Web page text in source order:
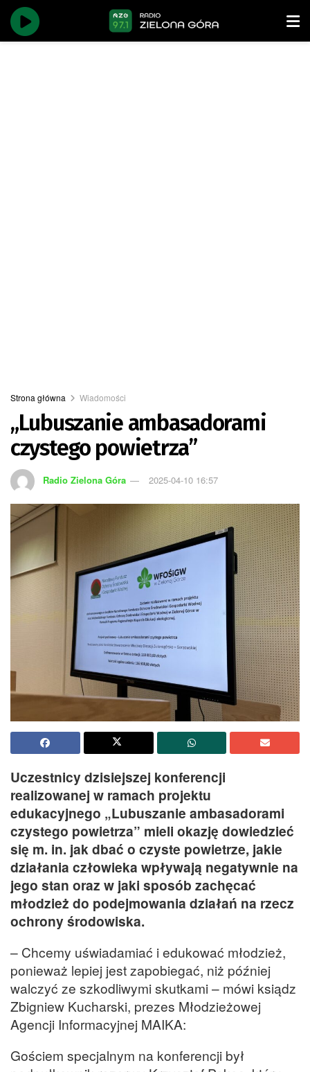
Strona główna Wiadomości
„Lubuszanie ambasadorami
czystego powietrza”
Radio Zielona Góra 2025-04-10 16:57
Uczestnicy dzisiejszej konferencji
realizowanej w ramach projektu
edukacyjnego „Lubuszanie ambasadorami
czystego powietrza” mieli okazję dowiedzieć
się m. in. jak dbać o czyste powietrze, jakie
działania człowieka wpływają negatywnie na
jego stan oraz w jaki sposób zachęcać
młodzież do podejmowania działań na rzecz
ochrony środowiska.
– Chcemy uświadamiać i edukować młodzież,
ponieważ lepiej jest zapobiegać, niż później
walczyć ze szkodliwymi skutkami – mówi ksiądz
Zbigniew Kucharski, prezes Młodzieżowej
Agencji Informacyjnej MAIKA:
Gościem specjalnym na konferencji był